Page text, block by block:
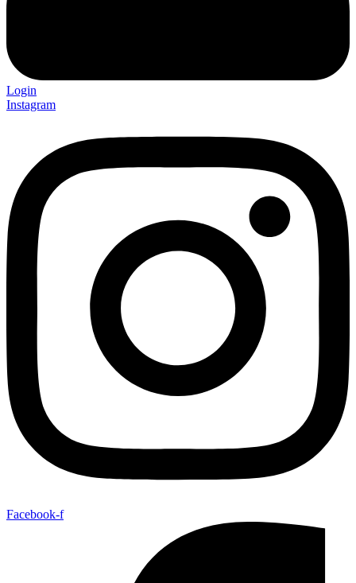
Login
Instagram
Facebook-f